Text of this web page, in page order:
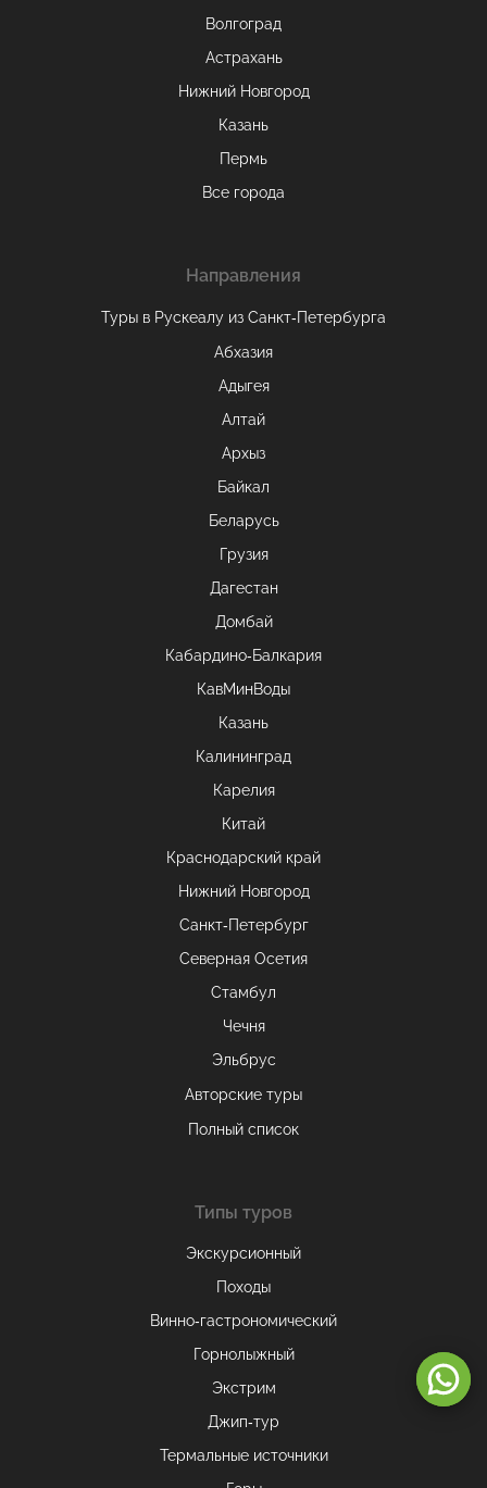
Волгоград
Астрахань
Нижний Новгород
Казань
Пермь
Все города
Направления
Туры в Рускеалу из Санкт‑Петербурга
Абхазия
Адыгея
Алтай
Архыз
Байкал
Беларусь
Грузия
Дагестан
Домбай
Кабардино-Балкария
КавМинВоды
Казань
Калининград
Карелия
Китай
Краснодарский край
Нижний Новгород
Санкт-Петербург
Северная Осетия
Стамбул
Чечня
Эльбрус
Авторские туры
Полный список
Типы туров
Экскурсионный
Походы
Винно-гастрономический
Горнолыжный
Экстрим
Джип-тур
Термальные источники
Оставаясь на сайте, вы даетесогласие на обработку cookie и
Принимаю